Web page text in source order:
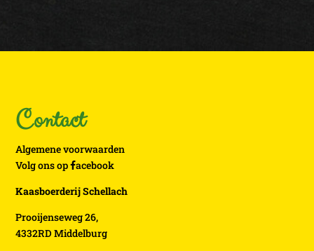
Contact
Algemene voorwaarden
Volg ons op acebook
Kaasboerderij Schellach
Prooijenseweg 26,
4332RD Middelburg